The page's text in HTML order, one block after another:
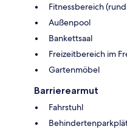
Fitnessbereich
Außenpool
Bankettsaal
Freizeitbereich im
Gartenmöbel
Barrierearmut
Fahrstuhl